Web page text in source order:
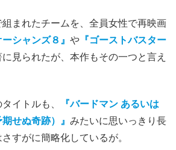
まれたチームを、全員女性で再映画
ーシャンズ８』 や 『ゴーストバスター
見られたが、本作もその一つと言え
イトルも、
『バードマン あるいは
せぬ奇跡）』 みたいに思いっきり長
すがに簡略化しているが。